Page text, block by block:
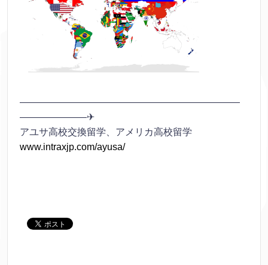
———————————————————————
———————✈
アユサ高校交換留学、アメリカ高校留学
www.intraxjp.com/ayusa/